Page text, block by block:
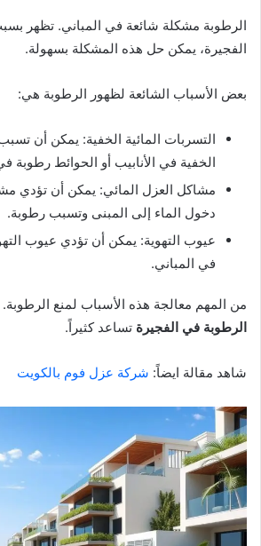
الرطوبة مشكلة شائعة في المباني. تظهر
الفجيرة، يمكن حل هذه المشكلة بسهولة.
بعض الأسباب الشائعة لظهور الرطوبة هي:
التسربات المائية الخفية: يمكن أن
الخفية في الأنابيب أو الحوائط رطوبة
مشاكل العزل المائي: يمكن أن تؤدي
دخول الماء إلى المبنى وتسبب رطوبة.
عيوب التهوية: يمكن أن تؤدي عيوب
في المباني.
من المهم معالجة هذه الأسباب لمنع الرطوبة.
الرطوبة في الفجيرة تساعد كثيراً.
شاهد مقالة ايضاً: شركة عزل فوم بالكويت